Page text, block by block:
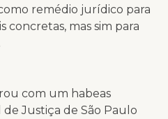
remédio jurídico para
concretas, mas sim para
com um habeas
Justiça de São Paulo